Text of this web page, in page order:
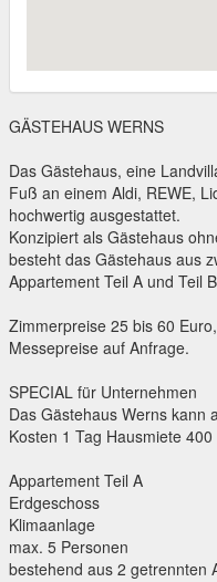
GÄSTEHAUS WERNS
Das Gästehaus, eine
Fuß an einem Aldi, REWE,
hochwertig ausgestattet.
Konzipiert als Gästehaus
besteht das Gästehaus aus
Appartement Teil A und Teil
Zimmerpreise 25 bis 60
Messepreise auf Anfrage.
SPECIAL für Unternehmen
Das Gästehaus Werns kann
Kosten 1 Tag Hausmiete
Appartement Teil A
Erdgeschoss
Klimaanlage
max. 5 Personen
bestehend aus 2 getrennten